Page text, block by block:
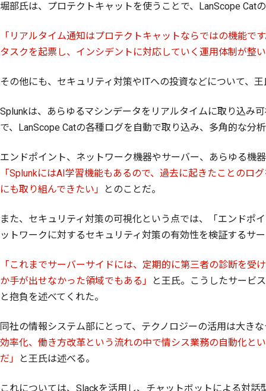
堀部氏は、プロテクトキャットを使うことで、LanScope
「リアルタイム通知はプロテクトキャットならではの機能
タスクを起票し、インシデントに対応していく運用体制が整
その他にも、セキュリティ対策やITへの投資などについて、
Splunkは、あらゆるマシンデータをリアルタイムに取り込み
で、LanScope Catの各種ログを自動で取り込み、多角的な分
エンドポイント、ネットワーク機器やサーバー、あらゆる機
「SplunkにはAI学習機能もあるので、過去に起きたことの
にも取り組んできたい」
とのことだ。
また、セキュリティ対策の可視化という点では、「エンドポ
ットワークに対するセキュリティ対策の有効性を検証するサ
「これまでサーバーサイドには、定期的に第三者の診断を
か手が出せなかった領域でもある」
と王氏。こうしたサービ
と抱負を述べてくれた。
同社の情報システム部にとって、テクノロジーの活用は大き
効率化、働き方改革という流れの中で情シス業務の自動化と
だ」
と王氏は述べる。
これについては、Slackを活用し、チャットボットによる対話